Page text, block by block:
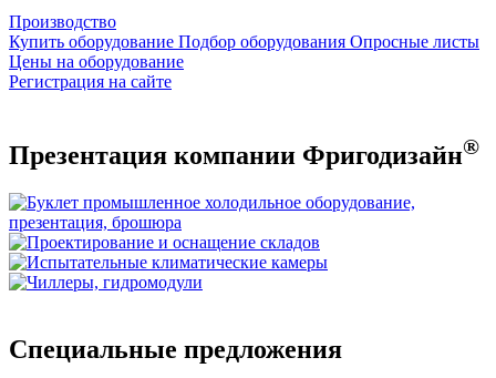
Производство
Купить оборудование Подбор оборудования Опросные листы
Цены на оборудование
Регистрация на сайте
Презентация компании Фригодизайн®
Специальные предложения